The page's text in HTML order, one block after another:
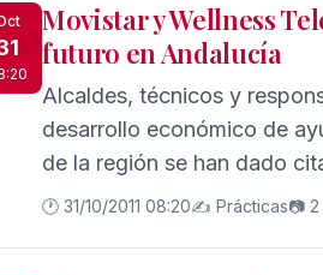
estos datos Emilio Soto
vivimos los jóvenes
el mercado de trabajo
Movistar y Wellness
futuro en Andalucía
Alcaldes, técnicos y
desarrollo económico de
de la región se han dado
innovadores que favorecen
🕐 31/10/2011 08:20✍️ Prácticas📷